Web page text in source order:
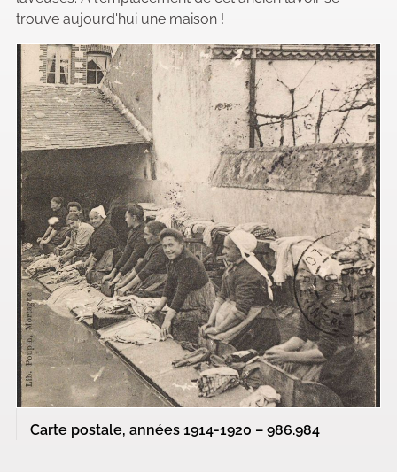
trouve aujourd'hui une maison !
Carte postale, années 1914-1920 – 986.984